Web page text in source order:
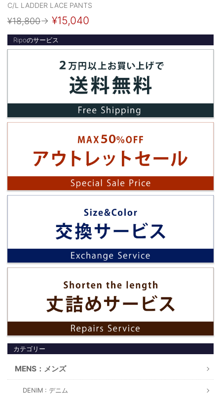
C/L LADDER LACE PANTS
¥18,800→ ¥15,040
Ripoのサービス
カテゴリー
MENS：メンズ
DENIM : デニム